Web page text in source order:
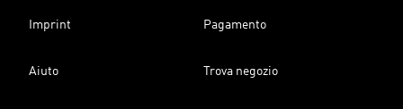
Imprint Pagamento
Aiuto Trova negozio